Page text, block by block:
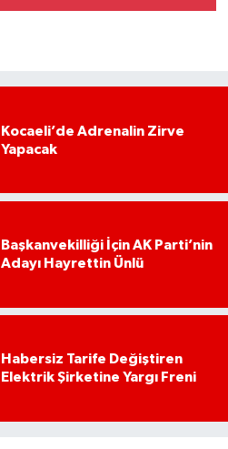
Kocaeli’de Adrenalin Zirve
Yapacak
Başkanvekilliği İçin AK Parti’nin
Adayı Hayrettin Ünlü
Habersiz Tarife Değiştiren
Elektrik Şirketine Yargı Freni